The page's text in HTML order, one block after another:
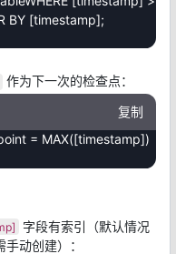
BY [timestamp];
作为下一次的检查点：
复制
= MAX([timestamp])
字段有索引（默认情况
动创建）：